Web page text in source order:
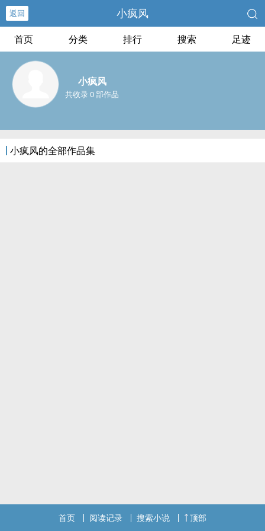
返回 小疯风
首页 分类 排行 搜索 足迹
小疯风
共收录 0 部作品
小疯风的全部作品集
首页 阅读记录 搜索小说 顶部